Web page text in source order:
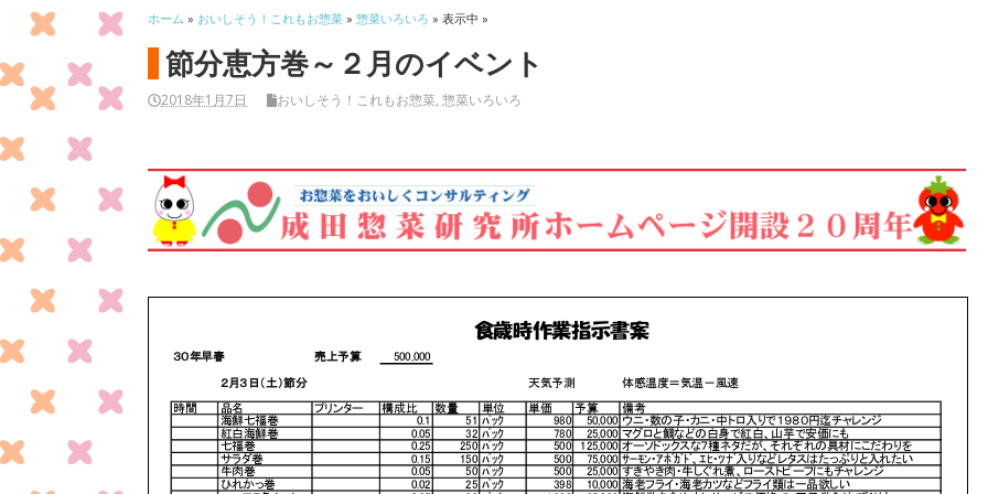
ホーム » おいしそう！これもお惣菜 »惣菜いろいろ » 表示中 »
節分恵方巻～２月のイベント
2018年1月7日 おいしそう！これもお惣菜,惣菜いろいろ